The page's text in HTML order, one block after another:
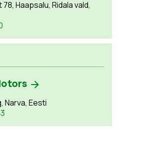
78, Haapsalu, Ridala vald,
Narva, Eesti